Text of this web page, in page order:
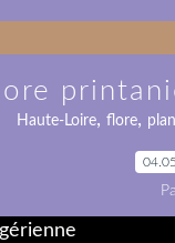
Haute-Loire, flore,